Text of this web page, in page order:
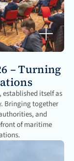
– Turning
established itself as
Bringing together
and
of maritime